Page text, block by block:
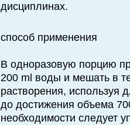
дисциплинах.
способ применения
В одноразовую порцию
200 ml воды и мешать в
растворения, используя
до достижения объема
необходимости следует